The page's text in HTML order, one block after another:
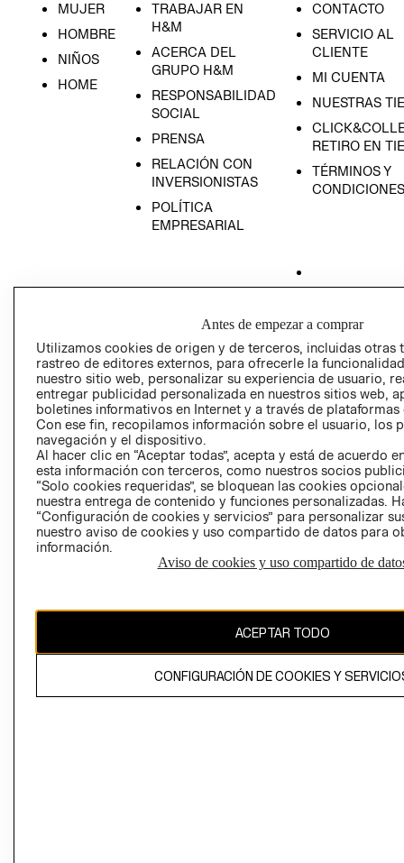
MUJER
HOMBRE
NIÑOS
HOME
TRABAJAR EN
H&M
ACERCA DEL
GRUPO H&M
RESPONSABILIDAD
SOCIAL
PRENSA
RELACIÓN CON
INVERSIONISTAS
POLÍTICA
EMPRESARIAL
CONTACTO
SERVICIO AL
CLIENTE
MI CUENTA
NUESTRAS
RETIRO EN
TÉRMINOS Y
CONDICIONES
PRIVACIDAD
GIFT CARD
AVISO DE
Perú (S/)
CAMBIAR REGIÓN
Antes de empezar a comprar
Utilizamos cookies de origen y de terceros, incluidas otras
rastreo de editores externos, para ofrecerle la
nuestro sitio web, personalizar su experiencia de usuario,
entregar publicidad personalizada en nuestros sitios web,
boletines informativos en Internet y a través de plataformas
Con ese fin, recopilamos información sobre el usuario, los
navegación y el dispositivo.
Al hacer clic en “Aceptar todas”, acepta y está de acuerdo
esta información con terceros, como nuestros socios
“Solo cookies requeridas”, se bloquean las cookies
nuestra entrega de contenido y funciones personalizadas.
“Configuración de cookies y servicios” para personalizar
nuestro aviso de cookies y uso compartido de datos para
información.
Aviso de cookies y uso compartido de
ACEPTAR TODO
CONFIGURACIÓN DE COOKIES Y